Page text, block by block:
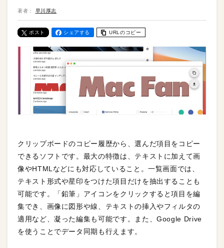
著者： 早川厚志
ポスト シェアする URLのコピー
クリップボードのコピー履歴から、選んだ項目をコピー
できるソフトです。最大の特徴は、テキストに加えて画
像やHTMLなどにも対応していること。一覧画面では、
テキスト形式や星印をつけた項目だけを抽出することも
可能です。「鉛筆」アイコンをクリックすると項目を編
集でき、画像に図形や線、テキストの挿入やフィルタの
適用など、凝った編集も可能です。また、Google Drive
を使うことでデータ同期も行えます。